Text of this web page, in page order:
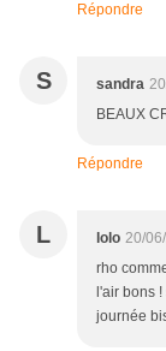
Répondre
S sandra
BEAUX
Répondre
L lolo 20/
rho
l'air bons
journée